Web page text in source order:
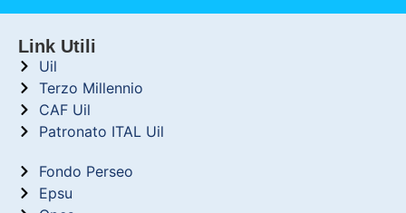
Link Utili
Uil
Terzo Millennio
CAF Uil
Patronato ITAL Uil
Fondo Perseo
Epsu